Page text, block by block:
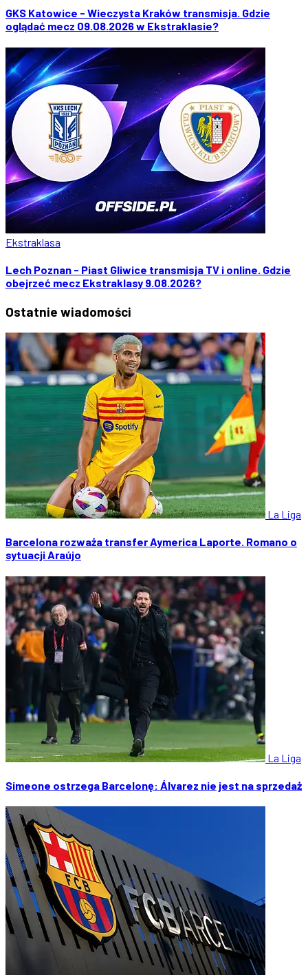
GKS Katowice - Wieczysta Kraków transmisja. Gdzie
oglądać mecz 09.08.2026 w Ekstraklasie?
Ekstraklasa
Lech Poznan - Piast Gliwice transmisja TV i online. Gdzie
obejrzeć mecz Ekstraklasy 9.08.2026?
Ostatnie wiadomości
La Liga
Barcelona rozważa transfer Aymerica Laporte. Romano o
sytuacji Araújo
La Liga
Simeone ostrzega Barcelonę: Álvarez nie jest na sprzedaż